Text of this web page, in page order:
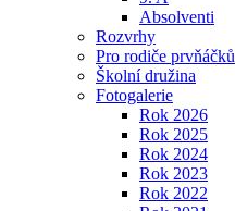
Absolventi
Rozvrhy
Pro rodiče prvňáčků
Školní družina
Fotogalerie
Rok 2026
Rok 2025
Rok 2024
Rok 2023
Rok 2022